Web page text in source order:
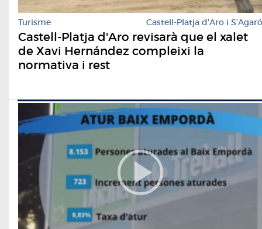
Turisme Castell-Platja d'Aro i S'Agaró
Castell-Platja d'Aro revisarà que el xalet
de Xavi Hernández compleixi la
normativa i rest